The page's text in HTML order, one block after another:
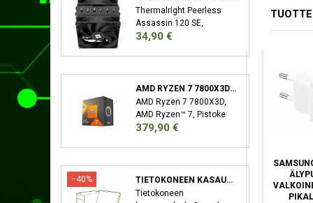
Thermalright Peerless
Assassin 120 SE,
Jäähdytyslevy/jäähdytin,
Hinta
34,90 €
AMD RYZEN 7 7800X3D SUORITIN 4,2 GHZ 96 MB L3 LAATIKKO
AMD Ryzen 7 7800X3D,
AMD Ryzen™ 7, Pistoke
AM5, 5 nm, AMD,
Hinta
379,90 €
−40%
TIETOKONEEN KASAUSPALVELU
Tietokoneen
VERBATIM MINI GAN
CHARGER 165W
UNIVERSAALI MUSTA
AC PIKALATAUS
OPPO SUPERVOOC
ÄLYPUHELIN,
UNIVERSAALI
VALKOINEN AC